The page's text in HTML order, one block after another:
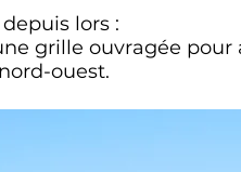
lors :
grille ouvragée
ouest.